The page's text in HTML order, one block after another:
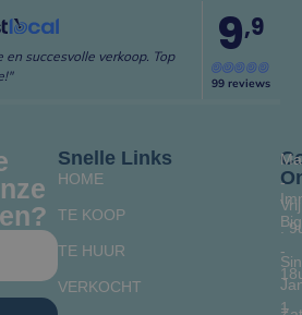
99 reviews
9,9
en succesvolle verkoop. Top
Snelle Links
HOME
TE KOOP
TE HUUR
VERKOCHT
1
Ma
-
Vrij
:
-